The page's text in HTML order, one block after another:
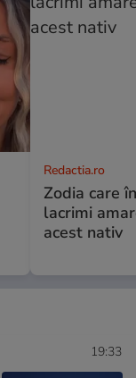
Redactia.ro
Zodia care
lacrimi
acest nativ
19:33